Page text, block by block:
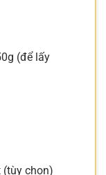
(để lấy
(tùy chọn)